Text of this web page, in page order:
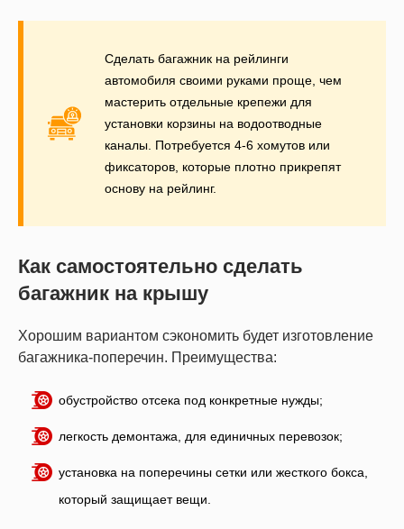
Сделать багажник на рейлинги
автомобиля своими руками проще, чем
мастерить отдельные крепежи для
установки корзины на водоотводные
каналы. Потребуется 4-6 хомутов или
фиксаторов, которые плотно прикрепят
основу на рейлинг.
Как самостоятельно сделать
багажник на крышу
Хорошим вариантом сэкономить будет изготовление
багажника-поперечин. Преимущества:
обустройство отсека под конкретные нужды;
легкость демонтажа, для единичных перевозок;
установка на поперечины сетки или жесткого бокса,
который защищает вещи.